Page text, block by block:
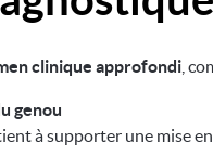
clinique approfondi ,
genou
à supporter une mise